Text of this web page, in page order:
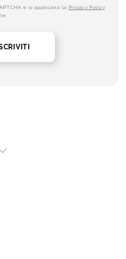
e si applicano la Privacy Policy